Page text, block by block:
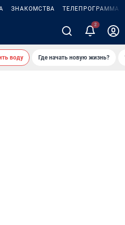
ЗНАКОМСТВА ТЕЛЕПРОГРАММА
воду Где начать новую жизнь?